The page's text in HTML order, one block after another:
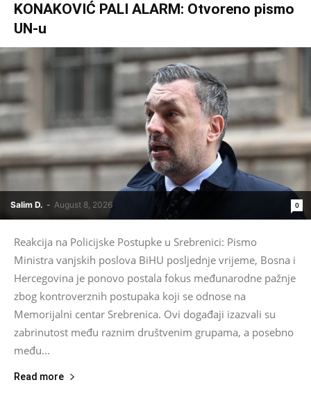
KONAKOVIĆ PALI ALARM: Otvoreno pismo
UN-u
Salim D. - August 8, 2026 0
Reakcija na Policijske Postupke u Srebrenici: Pismo
Ministra vanjskih poslova BiHU posljednje vrijeme, Bosna i
Hercegovina je ponovo postala fokus međunarodne pažnje
zbog kontroverznih postupaka koji se odnose na
Memorijalni centar Srebrenica. Ovi događaji izazvali su
zabrinutost među raznim društvenim grupama, a posebno
među...
Read more